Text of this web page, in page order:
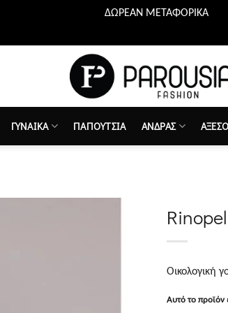
ΔΩΡΕΑΝ ΜΕΤΑΦΟΡΙΚΑ
ΓΥΝΑΙΚΑ ΠΑΠΟΥΤΣΙΑ ΑΝΔΡΑΣ
Οικολογική
Αυτό το προϊόν